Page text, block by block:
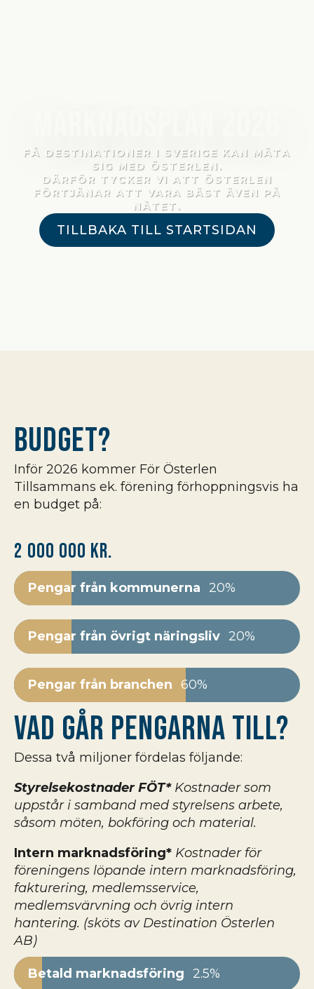
FÅ DESTINATIONER I SVERIGE KAN MÄTA
SIG MED ÖSTERLEN.
DÄRFÖR TYCKER VI ATT ÖSTERLEN
FÖRTJÄNAR ATT VARA BÄST ÄVEN PÅ
NÄTET.
TILLBAKA TILL STARTSIDAN
Budget?
Inför 2026 kommer För Österlen
Tillsammans ek. förening förhoppningsvis ha
en budget på:
2 000 000 kr.
Pengar från kommunerna 20%
Pengar från övrigt näringsliv 20%
Pengar från branchen 60%
Vad går pengarna till?
Dessa två miljoner fördelas följande:
Styrelsekostnader FÖT*Kostnader som
uppstår i samband med styrelsens arbete,
såsom möten, bokföring och material.
Intern marknadsföring* Kostnader för
föreningens löpande intern marknadsföring,
fakturering, medlemsservice,
medlemsvärvning och övrig intern
hantering. (sköts av Destination Österlen
AB)
Betald marknadsföring 2.5%